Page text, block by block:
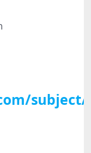
subject/